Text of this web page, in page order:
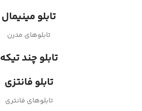
تابلو مینیمال
تابلوهای مدرن
تابلو چند تیکه
تابلو فانتزی
تابلوهای فانتری